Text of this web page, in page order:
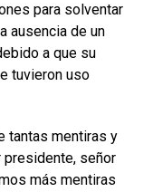
para solventar
ausencia de un
a que su
tuvieron uso
tantas mentiras y
presidente, señor
más mentiras